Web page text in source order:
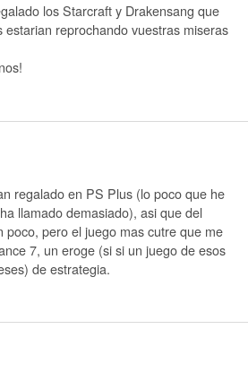
los Starcraft y Drakensang que
estarian reprochando vuestras miseras
regalado en PS Plus (lo poco que he
llamado demasiado), asi que del
poco, pero el juego mas cutre que me
7, un eroge (si si un juego de esos
de estrategia.